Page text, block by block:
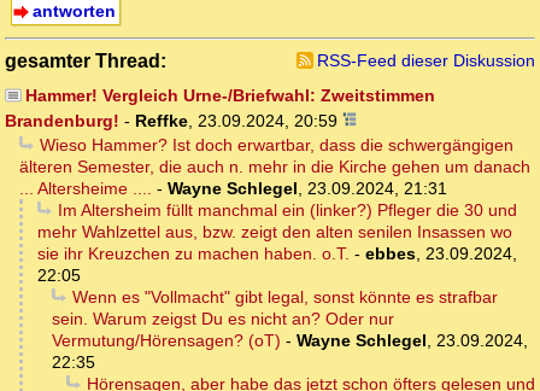
antworten
gesamter Thread:
RSS-Feed dieser Diskussion
Hammer! Vergleich Urne-/Briefwahl: Zweitstimmen
Brandenburg! - Reffke, 23.09.2024, 20:59
Wieso Hammer? Ist doch erwartbar, dass die schwergängigen
älteren Semester, die auch n. mehr in die Kirche gehen um danach
... Altersheime .... - Wayne Schlegel, 23.09.2024, 21:31
Im Altersheim füllt manchmal ein (linker?) Pfleger die 30 und
mehr Wahlzettel aus, bzw. zeigt den alten senilen Insassen wo
sie ihr Kreuzchen zu machen haben. o.T. - ebbes, 23.09.2024,
22:05
Wenn es "Vollmacht" gibt legal, sonst könnte es strafbar
sein. Warum zeigst Du es nicht an? Oder nur
Vermutung/Hörensagen? (oT) - Wayne Schlegel, 23.09.2024,
22:35
Hörensagen, aber habe das jetzt schon öfters gelesen und